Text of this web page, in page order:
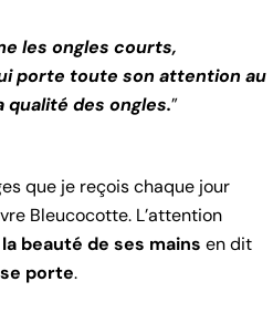
les ongles courts,
porte toute son attention au
des ongles.”
que je reçois chaque jour
Bleucocotte. L’attention
la beauté de ses mains en dit
se porte.